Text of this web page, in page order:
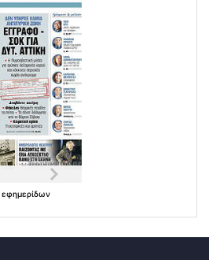
εφημερίδων